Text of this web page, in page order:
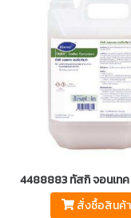
4488883 ทัสกิ จอนเทค
สั่งซื้อสินค้า